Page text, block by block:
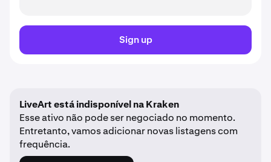
Sign up
LiveArt está indisponível na Kraken
Esse ativo não pode ser negociado no momento.
Entretanto, vamos adicionar novas listagens com
frequência.